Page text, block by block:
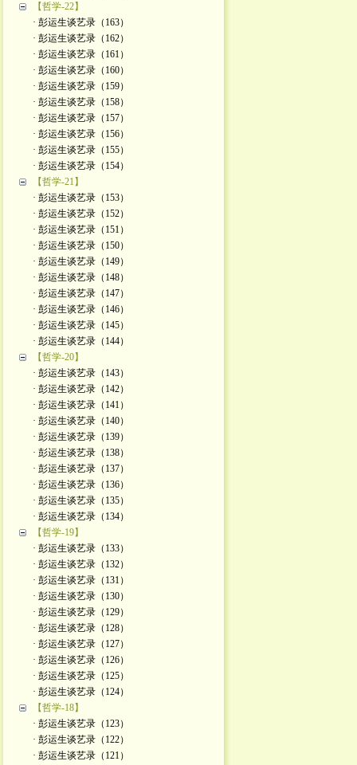
【哲学-22】
· 彭运生谈艺录（163）
· 彭运生谈艺录（162）
· 彭运生谈艺录（161）
· 彭运生谈艺录（160）
· 彭运生谈艺录（159）
· 彭运生谈艺录（158）
· 彭运生谈艺录（157）
· 彭运生谈艺录（156）
· 彭运生谈艺录（155）
· 彭运生谈艺录（154）
【哲学-21】
· 彭运生谈艺录（153）
· 彭运生谈艺录（152）
· 彭运生谈艺录（151）
· 彭运生谈艺录（150）
· 彭运生谈艺录（149）
· 彭运生谈艺录（148）
· 彭运生谈艺录（147）
· 彭运生谈艺录（146）
· 彭运生谈艺录（145）
· 彭运生谈艺录（144）
【哲学-20】
· 彭运生谈艺录（143）
· 彭运生谈艺录（142）
· 彭运生谈艺录（141）
· 彭运生谈艺录（140）
· 彭运生谈艺录（139）
· 彭运生谈艺录（138）
· 彭运生谈艺录（137）
· 彭运生谈艺录（136）
· 彭运生谈艺录（135）
· 彭运生谈艺录（134）
【哲学-19】
· 彭运生谈艺录（133）
· 彭运生谈艺录（132）
· 彭运生谈艺录（131）
· 彭运生谈艺录（130）
· 彭运生谈艺录（129）
· 彭运生谈艺录（128）
· 彭运生谈艺录（127）
· 彭运生谈艺录（126）
· 彭运生谈艺录（125）
· 彭运生谈艺录（124）
【哲学-18】
· 彭运生谈艺录（123）
· 彭运生谈艺录（122）
· 彭运生谈艺录（121）